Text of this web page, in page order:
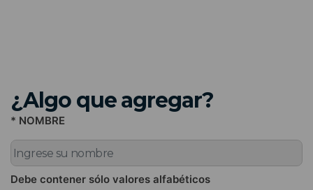
¿Algo que agregar?
* NOMBRE
Debe contener sólo valores alfabéticos